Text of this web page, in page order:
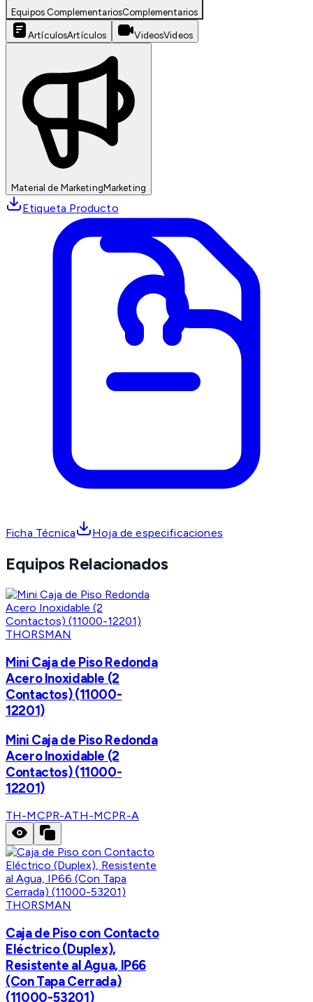
Equipos ComplementariosComplementarios
ArtículosArtículos VideosVideos
Material de MarketingMarketing
Etiqueta Producto
Ficha Técnica Hoja de especificaciones
Equipos Relacionados
THORSMAN
Mini Caja de Piso Redonda
Acero Inoxidable (2
Contactos) (11000-
12201)
Mini Caja de Piso Redonda
Acero Inoxidable (2
Contactos) (11000-
12201)
TH-MCPR-ATH-MCPR-A
THORSMAN
Caja de Piso con Contacto
Eléctrico (Duplex),
Resistente al Agua, IP66
(Con Tapa Cerrada)
(11000-53201)